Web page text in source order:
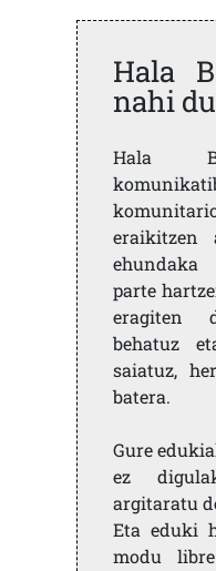
Hala
nahi
Hala
eraikitzen
parte
eragiten
behatuz
saiatuz,
batera.
Gure
ez
argitaratu
Eta eduki
modu